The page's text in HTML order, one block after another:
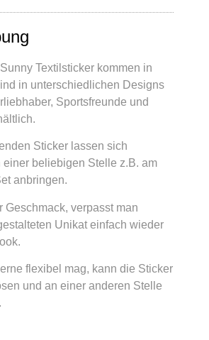
Textilsticker kommen in
in unterschiedlichen Designs
Sportsfreunde und
Sticker lassen sich
einer beliebigen Stelle z.B. am
anbringen.
Geschmack, verpasst man
Unikat einfach wieder
flexibel mag, kann die Sticker
und an einer anderen Stelle